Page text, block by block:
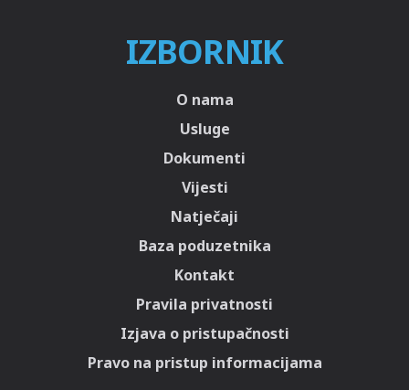
IZBORNIK
O nama
Usluge
Dokumenti
Vijesti
Natječaji
Baza poduzetnika
Kontakt
Pravila privatnosti
Izjava o pristupačnosti
Pravo na pristup informacijama